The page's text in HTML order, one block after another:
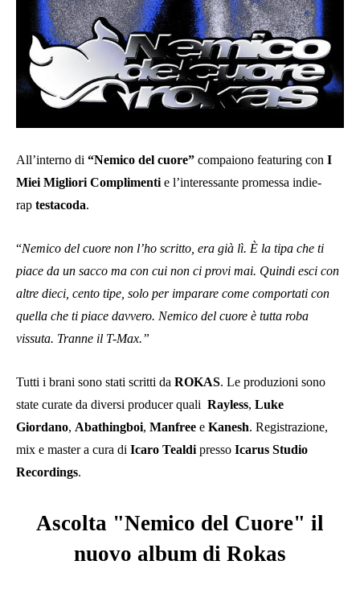
All’interno di “Nemico del cuore” compaiono featuring con I
Miei Migliori Complimentie l’interessante promessa indie-
rap testacoda.
“Nemico del cuore non l’ho scritto, era già lì. È la tipa che ti
piace da un sacco ma con cui non ci provi mai. Quindi esci con
altre dieci, cento tipe, solo per imparare come comportati con
quella che ti piace davvero. Nemico del cuore è tutta roba
vissuta. Tranne il T-Max.”
Tutti i brani sono stati scritti da ROKAS. Le produzioni sono
state curate da diversi producer quali Rayless, Luke
Giordano, Abathingboi, Manfree e Kanesh. Registrazione,
mix e master a cura di Icaro Tealdipresso Icarus Studio
Recordings.
Ascolta "Nemico del Cuore" il
nuovo album di Rokas